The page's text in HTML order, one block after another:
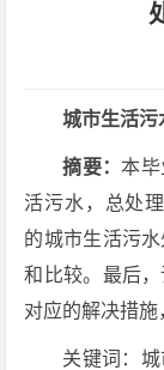
城市生活污
摘要：本
活污水，总处
的城市生活污
和比较。最后
对应的解决措施
关键词：